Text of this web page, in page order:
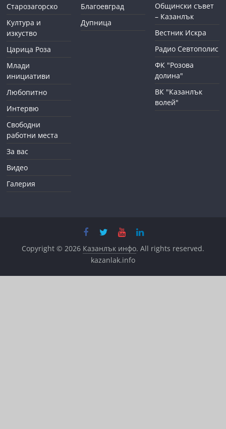
Старозагорско
Култура и
изкуство
Царица Роза
Млади
инициативи
Любопитно
Интервю
Свободни
работни места
За вас
Видео
Галерия
Благоевград
Дупница
Общински съвет
– Казанлък
Вестник Искра
Радио Севтополис
ФК "Розова
долина"
ВК "Казанлък
волей"
Copyright © 2026 Казанлък инфо. All rights reserved.
kazanlak.info